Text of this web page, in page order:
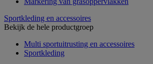
Sportkleding en accessoires
Bekijk de hele productgroep
Multi sportuitrusting en accessoires
Sportkleding